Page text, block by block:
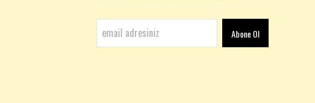
Abone Ol